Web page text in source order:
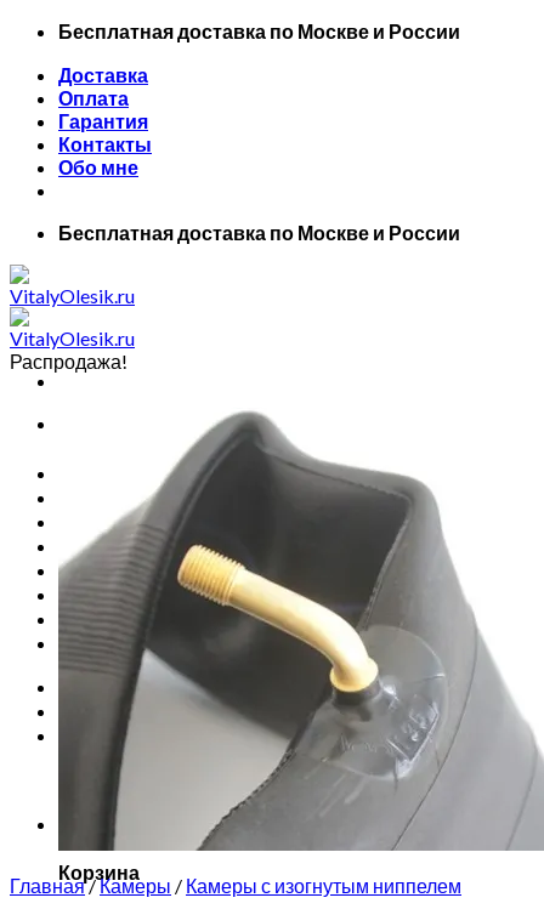
Skip
content
Бесплатная доставка по Москве и России
Доставка
Оплата
Гарантия
Контакты
Обо мне
Бесплатная доставка по Москве и России
Все товары
Маски
Запчасти для моноколес
Куклы Monster High
Обучение езде на моноколесе
Новинки
Контакты
Корзина /
Корзина пуста.
Корзина
Распродажа!
Главная/Камеры / Камеры с изогнутым ниппелем